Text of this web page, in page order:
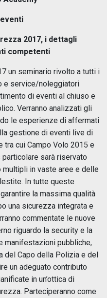
2017, i dettagli
competenti
un seminario rivolto a tutti i
e service/noleggiatori
di eventi al chiuso e
Verranno analizzati gli
le esperienze di affermati
gestione di eventi live di
tra cui Campo Volo 2015 e
sarà riservato
in vaste aree e delle
In tutte queste
la massima qualità
una sicurezza integrata e
commentate le nuove
riguardo la security e la
manifestazioni pubbliche,
del Capo della Polizia e del
un adeguato contributo
in un’ottica di
Parteciperanno come